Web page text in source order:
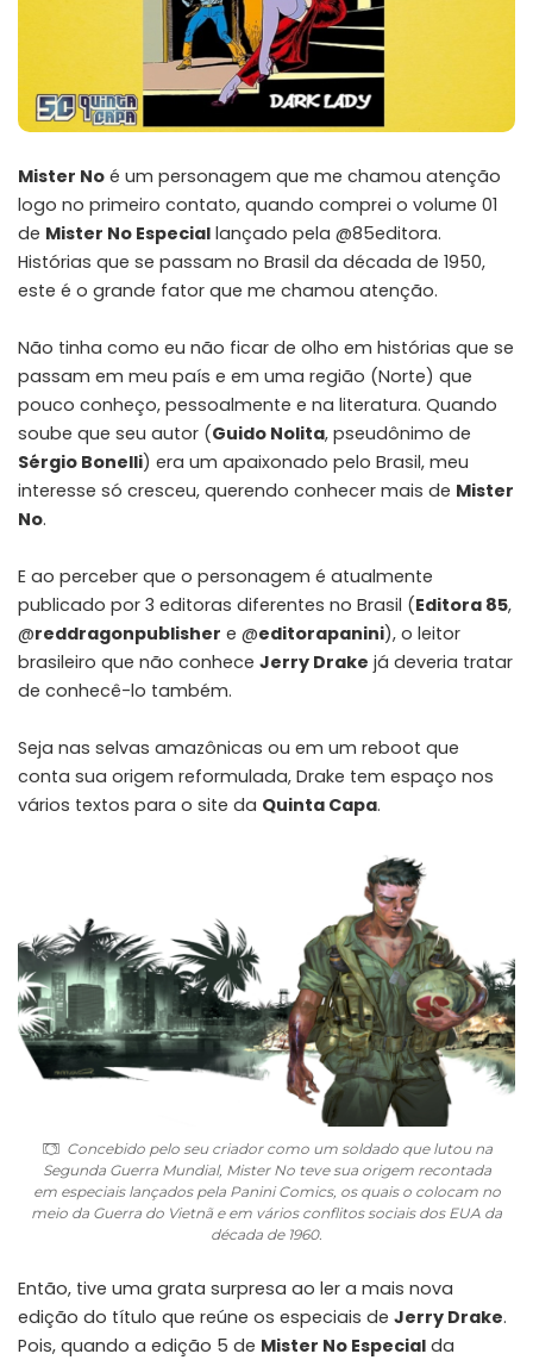
Mister No é um personagem que me chamou atenção
logo no primeiro contato, quando comprei o volume 01
de Mister No Especial lançado pela @85editora.
Histórias que se passam no Brasil da década de 1950,
este é o grande fator que me chamou atenção.
Não tinha como eu não ficar de olho em histórias que se
passam em meu país e em uma região (Norte) que
pouco conheço, pessoalmente e na literatura. Quando
soube que seu autor (Guido Nolita, pseudônimo de
Sérgio Bonelli) era um apaixonado pelo Brasil, meu
interesse só cresceu, querendo conhecer mais de Mister
No.
E ao perceber que o personagem é atualmente
publicado por 3 editoras diferentes no Brasil (Editora 85,
@reddragonpublisher e @editorapanini), o leitor
brasileiro que não conhece Jerry Drake já deveria tratar
de conhecê-lo também.
Seja nas selvas amazônicas ou em um reboot que
conta sua origem reformulada, Drake tem espaço nos
vários textos para o site da Quinta Capa.
Concebido pelo seu criador como um soldado que lutou na
Segunda Guerra Mundial, Mister No teve sua origem recontada
em especiais lançados pela Panini Comics, os quais o colocam no
meio da Guerra do Vietnã e em vários conflitos sociais dos EUA da
década de 1960.
Então, tive uma grata surpresa ao ler a mais nova
edição do título que reúne os especiais de Jerry Drake.
Pois, quando a edição 5 de Mister No Especial da